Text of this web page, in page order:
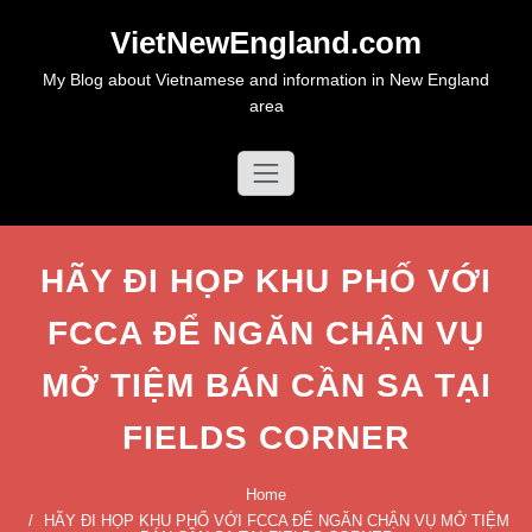
VietNewEngland.com
My Blog about Vietnamese and information in New England
area
HÃY ĐI HỌP KHU PHỐ VỚI
FCCA ĐỂ NGĂN CHẬN VỤ
MỞ TIỆM BÁN CẦN SA TẠI
FIELDS CORNER
Home
HÃY ĐI HỌP KHU PHỐ VỚI FCCA ĐỂ NGĂN CHẬN VỤ MỞ TIỆM